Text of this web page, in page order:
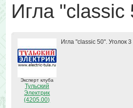
Игла "classic
Эксперт клуба
Тульский
Электрик
(4205.00)
Игла "classic 50". Уголок